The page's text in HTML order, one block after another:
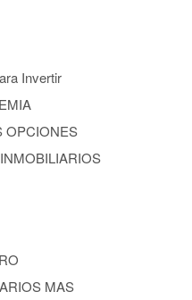
Invertir
OPCIONES
MAS